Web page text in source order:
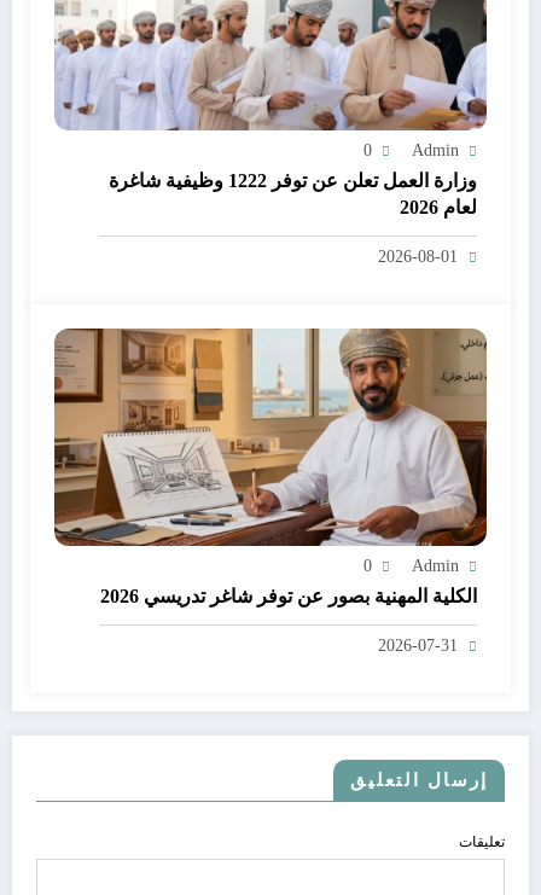
Admin
0
وزارة العمل تعلن عن توفر 1222 وظيفية شاغرة
لعام 2026
2026-08-01
Admin
0
الكلية المهنية بصور عن توفر شاغر تدريسي 2026
2026-07-31
إرسال التعليق
تعليقات